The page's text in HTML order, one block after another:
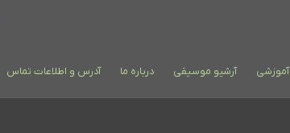
آرشیو موسیقی درباره ما آدرس و اطلاعات تماس